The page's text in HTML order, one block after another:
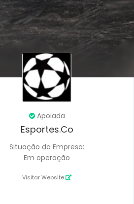
Apoiada
Esportes.Co
Situação da Empresa:
Em operação
Visitar Website